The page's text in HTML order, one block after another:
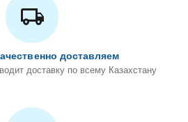
доставляем
доставку по всему Казахстану